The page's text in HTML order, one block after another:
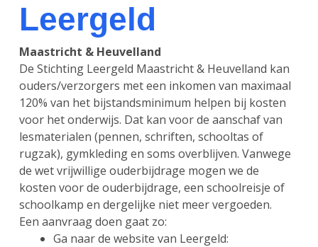
Leergeld
Maastricht & Heuvelland
De Stichting Leergeld Maastricht & Heuvelland kan
ouders/verzorgers met een inkomen van maximaal
120% van het bijstandsminimum helpen bij kosten
voor het onderwijs. Dat kan voor de aanschaf van
lesmaterialen (pennen, schriften, schooltas of
rugzak), gymkleding en soms overblijven. Vanwege
de wet vrijwillige ouderbijdrage mogen we de
kosten voor de ouderbijdrage, een schoolreisje of
schoolkamp en dergelijke niet meer vergoeden.
Een aanvraag doen gaat zo:
Ga naar de website van Leergeld: